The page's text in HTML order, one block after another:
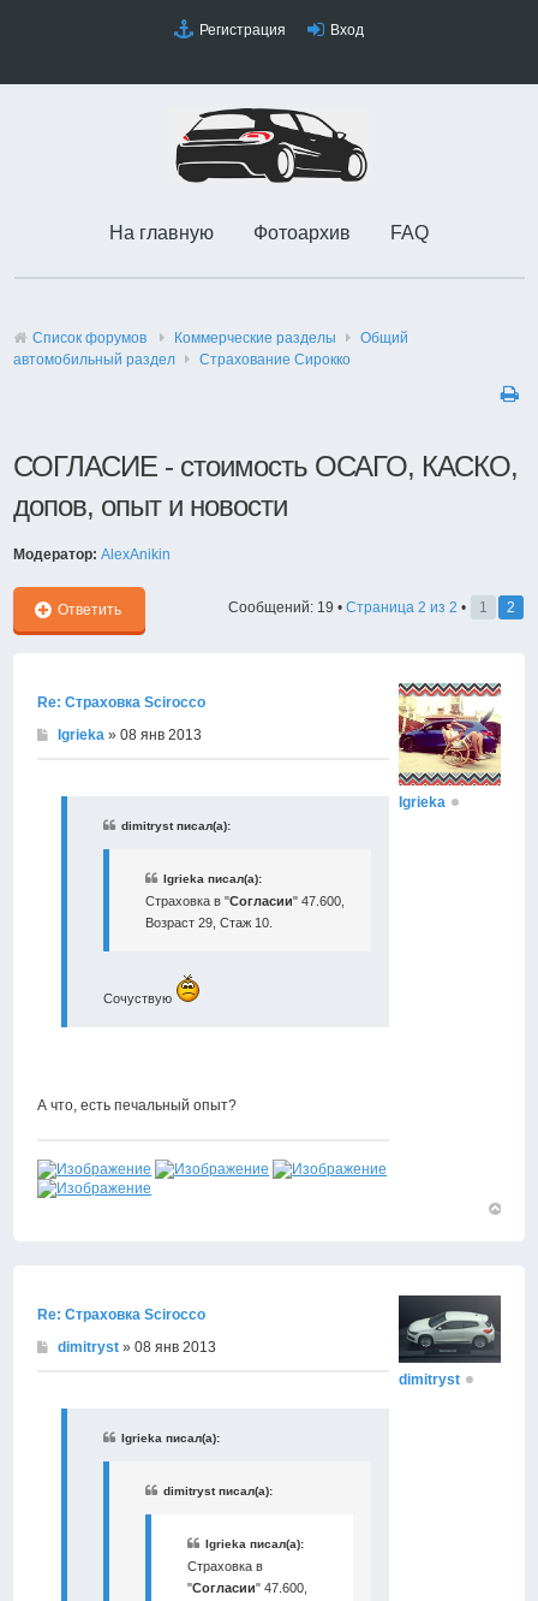
Регистрация Вход
На главную Фотоархив FAQ
Список форумов Коммерческие разделы
Общий
автомобильный раздел
Страхование Сирокко
СОГЛАСИЕ - стоимость ОСАГО, КАСКО,
допов, опыт и новости
Модератор: AlexAnikin
Ответить Сообщений: 19 • Страница 2 из 2 • 1 2
Re: Страховка Scirocco
Igrieka » 08 янв 2013
dimitryst писал(а):
Igrieka писал(а):
Страховка в "Согласии" 47.600,
Возраст 29, Стаж 10.
Сочуствую
А что, есть печальный опыт?
Igrieka
Re: Страховка Scirocco
dimitryst » 08 янв 2013
Igrieka писал(а):
dimitryst писал(а):
Igrieka писал(а):
Страховка в
"Согласии" 47.600,
dimitryst